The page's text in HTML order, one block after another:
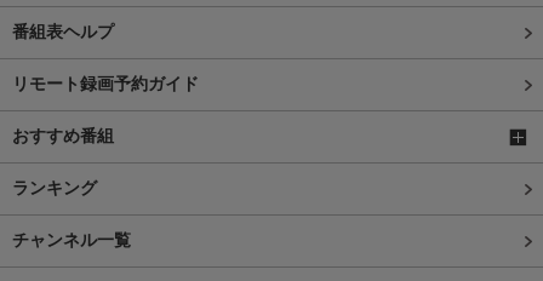
番組表ヘルプ
リモート録画予約ガイド
おすすめ番組
ランキング
チャンネル一覧